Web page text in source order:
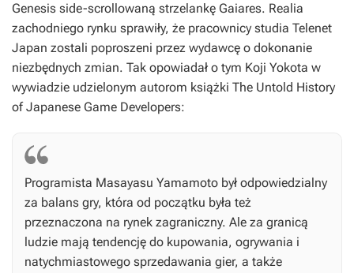
Genesis side-scrollowaną strzelankę Gaiares. Realia
zachodniego rynku sprawiły, że pracownicy studia Telenet
Japan zostali poproszeni przez wydawcę o dokonanie
niezbędnych zmian. Tak opowiadał o tym Koji Yokota w
wywiadzie udzielonym autorom książki The Untold History
of Japanese Game Developers:
Programista Masayasu Yamamoto był odpowiedzialny
za balans gry, która od początku była też
przeznaczona na rynek zagraniczny. Ale za granicą
ludzie mają tendencję do kupowania, ogrywania i
natychmiastowego sprzedawania gier, a także